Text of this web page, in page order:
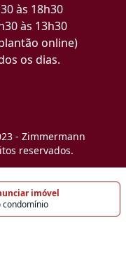
imóvel
condomínio
às 18h30
às 13h30
online)
os dias.
- Zimmermann
reservados.